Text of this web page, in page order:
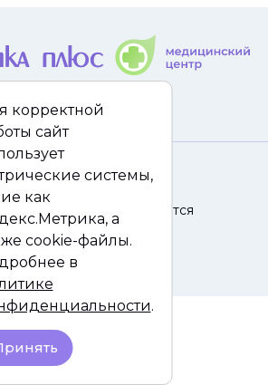
Сайт не является
корректной
сайт
системы,
как
а
cookie-файлы.
в
.